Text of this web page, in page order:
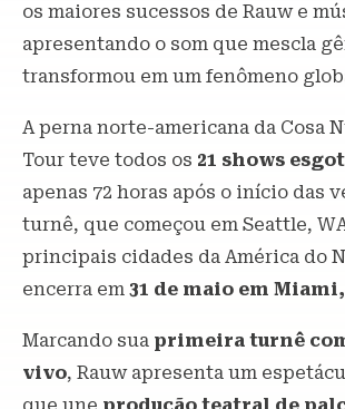
os maiores sucessos de Rauw e
apresentando o som que mescla
transformou em um fenômeno
A perna norte-americana da Cosa
Tour teve todos os 21 shows
apenas 72 horas após o início das
turnê, que começou em Seattle,
principais cidades da América do
encerra em 31 de maio em
Marcando sua primeira turnê
vivo, Rauw apresenta um